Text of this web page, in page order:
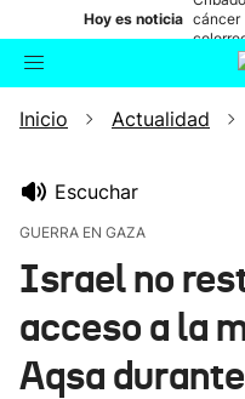
Hoy es noticia cáncer
Buscador
Inicio Actualidad
Escuchar
GUERRA EN GAZA
Israel no
acceso a la
Aqsa